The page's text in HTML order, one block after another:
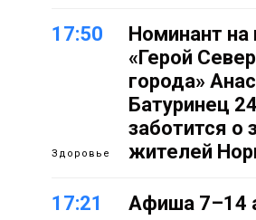
17:50
Здоровье
Номинант
«Герой
города»
Батуринец
заботится о
жителей
17:21 Афиша 7–14